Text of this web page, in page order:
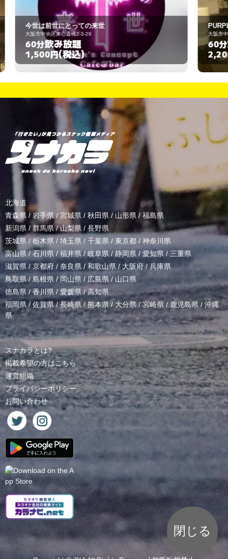
PURPLE
大阪市中央区東心斎橋2丁目2-7
60分飲み放題
2,200円(税込)
北海道
青森県 / 岩手県/ 宮城県 / 秋田県 / 山形県/ 福島県
新潟県 /群馬県/山梨県 / 長野県
茨城県 / 栃木県 / 埼玉県 / 千葉県 / 東京都 / 神奈川県
富山県 /石川県/福井県/岐阜県 / 静岡県 / 愛知県 / 三重県
滋賀県 / 京都府 / 奈良県 / 和歌山県/ 大阪府 /兵庫県
鳥取県/ 島根県 /岡山県/ 広島県 / 山口県
徳島県 /香川県 / 愛媛県/高知県
福岡県/佐賀県/長崎県 /熊本県/ 大分県/宮崎県 /鹿児島県 / 沖縄
県
スナカラとは?
掲載希望の方はこちら
運営組織
プライバシーポリシー
お問い合わせ
閉じる